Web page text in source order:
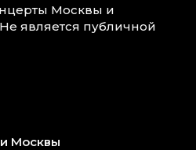
Москвы и
является публичной
Москвы